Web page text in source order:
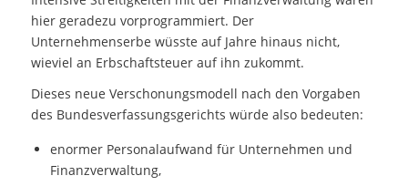
hier geradezu vorprogrammiert. Der
Unternehmenserbe wüsste auf Jahre hinaus nicht,
wieviel an Erbschaftsteuer auf ihn zukommt.
Dieses neue Verschonungsmodell nach den Vorgaben
des Bundesverfassungsgerichts würde also bedeuten:
enormer Personalaufwand für Unternehmen und
Finanzverwaltung,